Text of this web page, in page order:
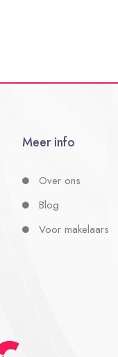
Meer info
Over ons
Blog
Voor makelaars